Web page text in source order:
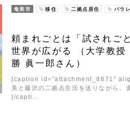
奄美市 移住 二拠点居住 パラ
頼まれごとは「試されご
世界が広がる （大学教
勝 眞一郎さん）
[caption id="attachment_8871"
美と藤沢の二拠点生活を送りながら、
[/capti…